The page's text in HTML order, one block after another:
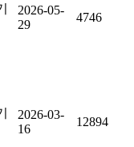
2026-05-
29
4746
2026-03-
16
12894